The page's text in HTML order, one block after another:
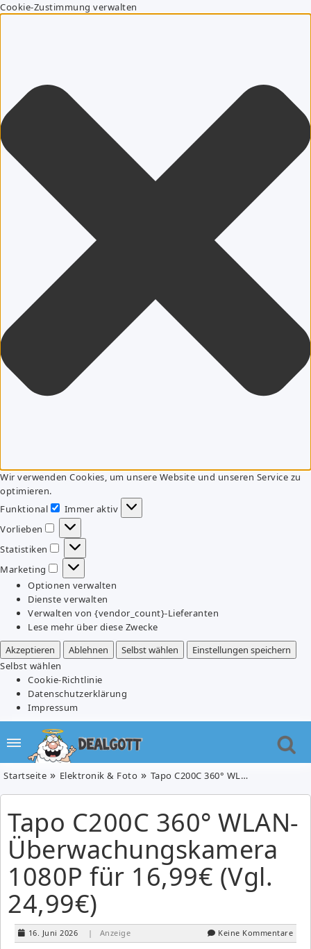
Cookie-Zustimmung verwalten
Wir verwenden Cookies, um unsere Website und unseren Service zu
optimieren.
Funktional
Funktional
Immer aktiv
Vorlieben
Vorlieben
Statistiken
Statistiken
Marketing
Marketing
Optionen verwalten
Dienste verwalten
Verwalten von {vendor_count}-Lieferanten
Lese mehr über diese Zwecke
Akzeptieren
Ablehnen Selbst wählen
Einstellungen speichern
Selbst wählen
Cookie-Richtlinie
Datenschutzerklärung
Impressum
Startseite Elektronik & Foto Tapo C200C 360° WLAN-Überwachungskamera 1080P für 16,99€ (Vgl. 24,99€)
Tapo C200C 360° WLAN-
Überwachungskamera
1080P für 16,99€ (Vgl.
24,99€)
16. Juni 2026 | Anzeige Keine Kommentare